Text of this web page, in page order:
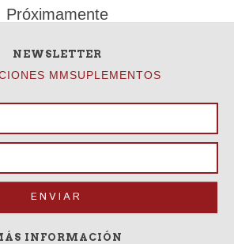
Próximamente
NEWSLETTER
MMSUPLEMENTOS
INFORMACIÓN